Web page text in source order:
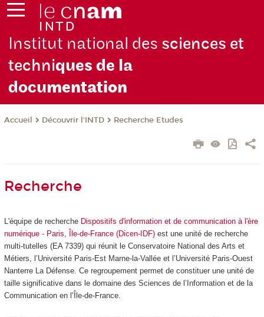
Institut national des sciences et
techniques de la
documentation
Accueil Découvrir l'INTD Recherche Etudes
Recherche
L'équipe de recherche Dispositifs d'information et de communication à l'ère
numérique - Paris, Île-de-France (Dicen-IDF)est une unité de recherche
multi-tutelles (EA 7339) qui réunit le Conservatoire National des Arts et
Métiers, l’Université Paris-Est Marne-la-Vallée et l’Université Paris-Ouest
Nanterre La Défense. Ce regroupement permet de constituer une unité de
taille significative dans le domaine des Sciences de l’Information et de la
Communication en l’Île-de-France.